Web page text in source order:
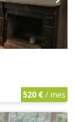
520 €/ mes